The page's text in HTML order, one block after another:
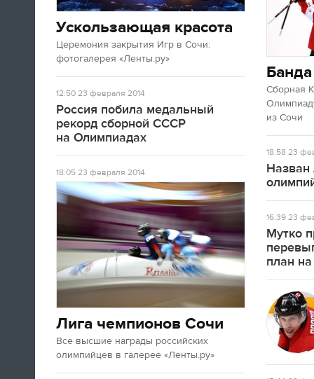
Константин Эрнст
09:54
неспортивные итоги Олимпиады в
Сочи.
09:33
Третьяк сказал, что Олега Знарока в
сборной России не будет.
09:13
Ускользающая красота
Церемония закрытия Игр в Сочи:
фотогалерея «Ленты.ру»
12:5023 февраля 2014
Россия побила медальный
рекорд сборной СССР
на Олимпиадах
18:0523 февраля 2014
Лига чемпионов Сочи
Все высшие награды российских
олимпийцев в галерее «Ленты.ру»
Сборная
из Сочи
18:5823
Назван
16:3923
Мутко
план